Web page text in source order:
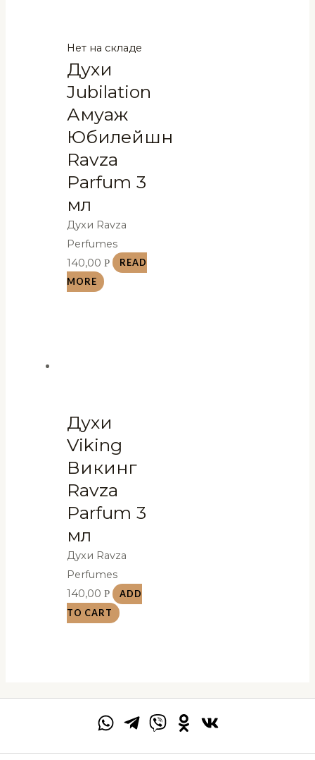
Нет на складе
Духи
Jubilation
Амуаж
Юбилейшн
Ravza
Parfum 3
мл
Духи Ravza
Perfumes
140,00Р
READ
MORE
Духи
Viking
Викинг
Ravza
Parfum 3
мл
Духи Ravza
Perfumes
140,00Р
ADD
TO CART